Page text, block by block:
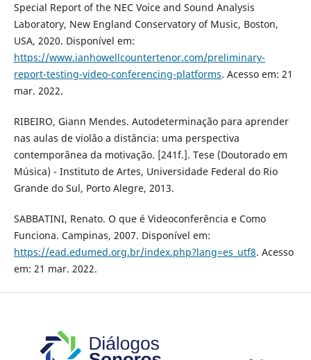
Special Report of the NEC Voice and Sound Analysis
Laboratory, New England Conservatory of Music, Boston,
USA, 2020. Disponível em:
https://www.ianhowellcountertenor.com/preliminary-
report-testing-video-conferencing-platforms. Acesso em: 21
mar. 2022.
RIBEIRO, Giann Mendes. Autodeterminação para aprender
nas aulas de violão a distância: uma perspectiva
contemporânea da motivação. [241f.]. Tese (Doutorado em
Música) - Instituto de Artes, Universidade Federal do Rio
Grande do Sul, Porto Alegre, 2013.
SABBATINI, Renato. O que é Videoconferência e Como
Funciona. Campinas, 2007. Disponível em:
https://ead.edumed.org.br/index.php?lang=es_utf8. Acesso
em: 21 mar. 2022.